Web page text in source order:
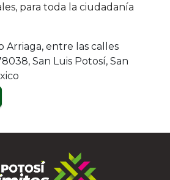
para toda la ciudadanía
Arriaga, entre las calles
San Luis Potosí, San